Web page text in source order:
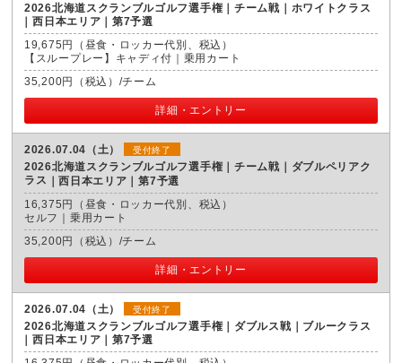
2026北海道スクランブルゴルフ選手権｜チーム戦｜ホワイトクラス
西日本エリア｜第7予選
19,675円（昼食・ロッカー代別、税込）
【スループレー】キャディ付｜乗用カート
35,200円（税込）/チーム
詳細・エントリー
2026.07.04（土） 受付終了
2026北海道スクランブルゴルフ選手権｜チーム戦｜ダブルペリアク
ラス
西日本エリア｜第7予選
16,375円（昼食・ロッカー代別、税込）
セルフ｜乗用カート
35,200円（税込）/チーム
詳細・エントリー
2026.07.04（土） 受付終了
2026北海道スクランブルゴルフ選手権｜ダブルス戦｜ブルークラス
西日本エリア｜第7予選